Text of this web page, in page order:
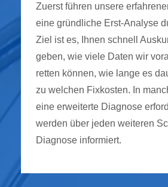
Zuerst führen unsere
eine gründliche Erst-Analyse
Ziel ist es, Ihnen schnell
geben, wie viele Daten wir
retten können, wie lange es
zu welchen Fixkosten. In
eine erweiterte Diagnose
werden über jeden weiteren
Diagnose informiert.